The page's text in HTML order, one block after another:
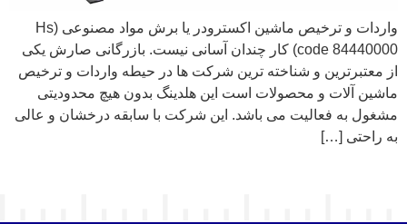
واردات و ترخیص ماشین اکسترودر یا برش مواد مصنوعی (Hs
code 84440000) کار چندان آسانی نیست. بازرگانی صارش یکی
از معتبرترین و شناخته ترین شرکت ها در حیطه واردات و ترخیص
ماشین آلات و محصولات است این هلدینگ بدون هیچ محدودیتی
مشغول به فعالیت می باشد. این شرکت با سابقه درخشان و عالی
به راحتی […]